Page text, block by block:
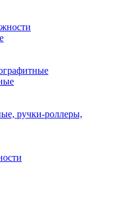
ручки-роллеры,